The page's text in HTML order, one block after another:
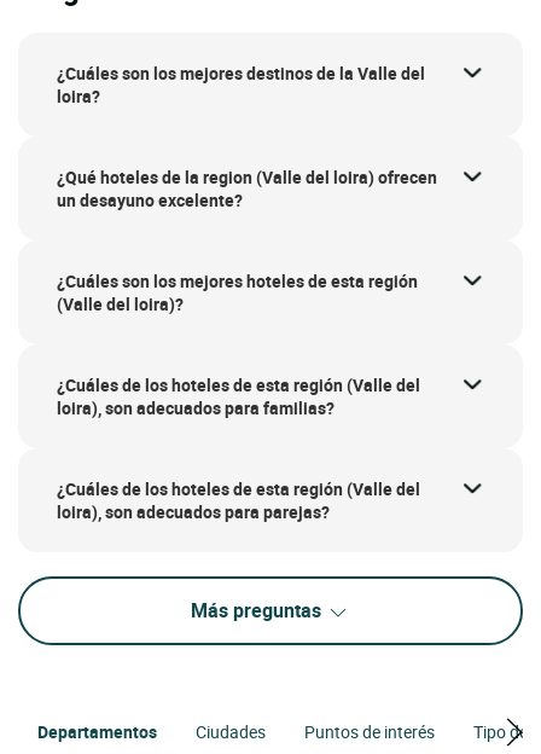
¿Cuáles son los mejores destinos de la Valle del
loira?
¿Qué hoteles de la region (Valle del loira) ofrecen
un desayuno excelente?
¿Cuáles son los mejores hoteles de esta región
(Valle del loira)?
¿Cuáles de los hoteles de esta región (Valle del
loira), son adecuados para familias?
¿Cuáles de los hoteles de esta región (Valle del
loira), son adecuados para parejas?
Más preguntas
Departamentos Ciudades Puntos de interés Tipo de